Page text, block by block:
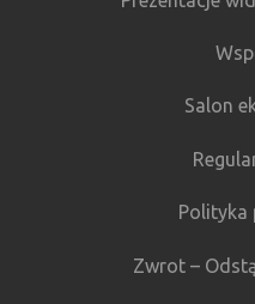
Salon
Polityka
Zwrot –